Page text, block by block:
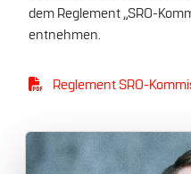
dem Reglement „SRO-
entnehmen.
Reglement SRO-